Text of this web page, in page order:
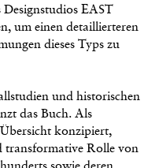
Designstudios EAST
um einen detaillierteren
dieses Typs zu
und historischen
das Buch. Als
konzipiert,
transformative Rolle von